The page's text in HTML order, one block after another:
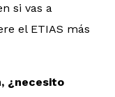
si vas a
el ETIAS más
¿necesito